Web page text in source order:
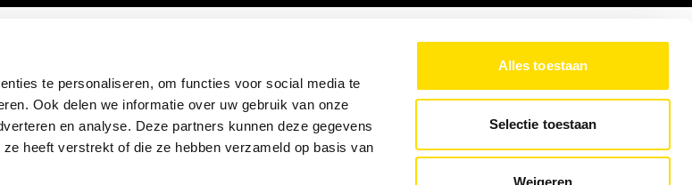
te personaliseren, om functies voor social media te
Ook delen we informatie over uw gebruik van onze
en analyse. Deze partners kunnen deze gegevens
heeft verstrekt of die ze hebben verzameld op basis van
Alles toestaan
Selectie toestaan
Weigeren